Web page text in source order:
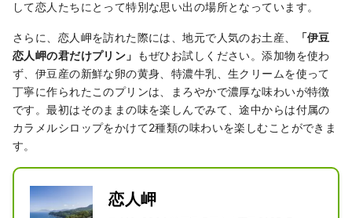
して恋人たちにとって特別な思い出の場所となっています。
さらに、恋人岬を訪れた際には、地元で人気のお土産、 「伊豆
恋人岬の君だけプリン」 もぜひお試しください。添加物を使わ
ず、伊豆産の新鮮な卵の黄身、特濃牛乳、生クリームを使って
丁寧に作られたこのプリンは、まろやかで濃厚な味わいが特徴
です。最初はそのままの味を楽しんでみて、途中からは付属の
カラメルシロップをかけて2種類の味わいを楽しむことができま
す。
恋人岬